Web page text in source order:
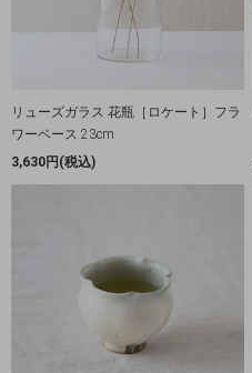
リューズガラス 花瓶［ロケート］フラ
ワーベース 23cm
3,630円(税込)